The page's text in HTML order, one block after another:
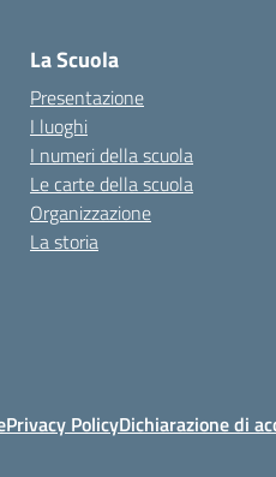
La Scuola
Presentazione
I luoghi
I numeri della scuola
Le carte della scuola
Organizzazione
La storia
Privacy PolicyDichiarazione di